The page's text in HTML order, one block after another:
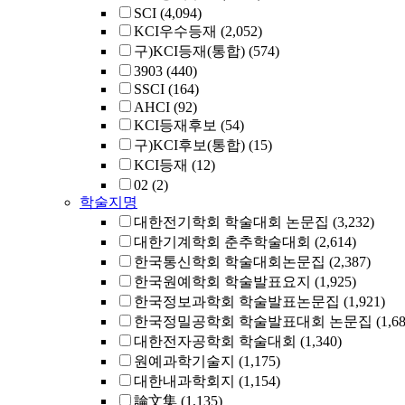
SCI (4,094)
KCI우수등재 (2,052)
구)KCI등재(통합) (574)
3903 (440)
SSCI (164)
AHCI (92)
KCI등재후보 (54)
구)KCI후보(통합) (15)
KCI등재 (12)
02 (2)
학술지명
대한전기학회 학술대회 논문집 (3,232)
대한기계학회 춘추학술대회 (2,614)
한국통신학회 학술대회논문집 (2,387)
한국원예학회 학술발표요지 (1,925)
한국정보과학회 학술발표논문집 (1,921)
한국정밀공학회 학술발표대회 논문집
대한전자공학회 학술대회 (1,340)
원예과학기술지 (1,175)
대한내과학회지 (1,154)
論文集 (1,135)